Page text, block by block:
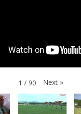
1 / 90 Next »